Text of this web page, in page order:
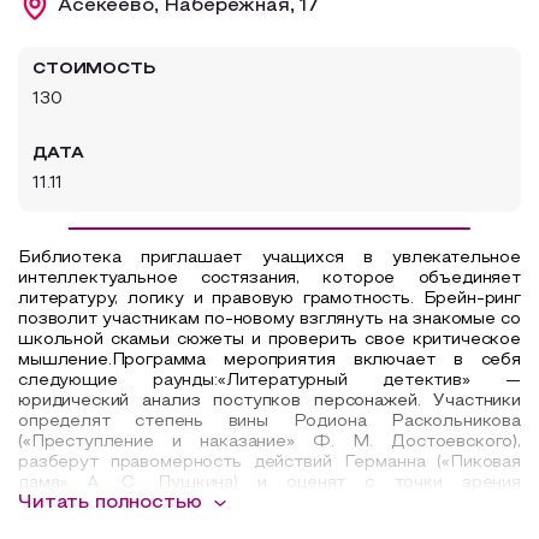
Аттестованные экскурсоводы
Все маршруты
Асекеево, Набережная, 17
СТОИМОСТЬ
130
ДАТА
11.11
Библиотека приглашает учащихся в увлекательное
интеллектуальное состязания, которое объединяет
литературу, логику и правовую грамотность. Брейн-ринг
позволит участникам по-новому взглянуть на знакомые со
школьной скамьи сюжеты и проверить свое критическое
мышление.
Программа мероприятия включает в себя
следующие раунды:«Литературный детектив» —
юридический анализ поступков персонажей. Участники
определят степень вины Родиона Раскольникова
(«Преступление и наказание» Ф. М. Достоевского),
разберут правомерность действий Германна («Пиковая
дама» А. С. Пушкина) и оценят с точки зрения
современного закона мотивы героев драмы «Гроза» А. Н.
Читать полностью